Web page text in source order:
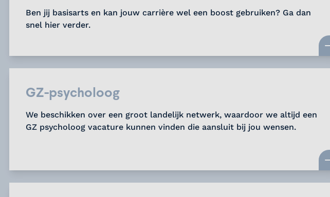
Ben jij basisarts en kan jouw carrière wel een boost gebruiken? Ga dan
snel hier verder.
GZ-psycholoog
We beschikken over een groot landelijk netwerk, waardoor we altijd een
GZ psycholoog vacature kunnen vinden die aansluit bij jou wensen.